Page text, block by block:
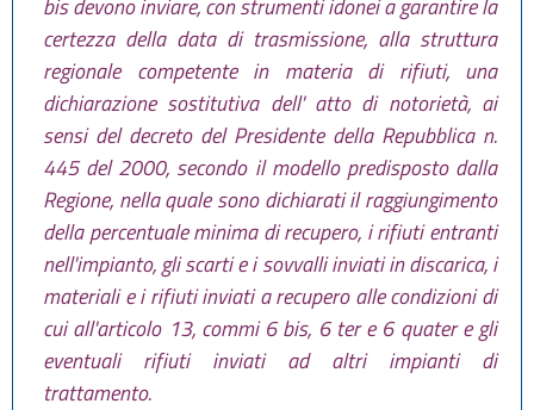
bis devono inviare, con strumenti idonei a garantire la
certezza della data di trasmissione, alla struttura
regionale competente in materia di rifiuti, una
dichiarazione sostitutiva dell' atto di notorietà, ai
sensi del decreto del Presidente della Repubblica n.
445 del 2000, secondo il modello predisposto dalla
Regione, nella quale sono dichiarati il raggiungimento
della percentuale minima di recupero, i rifiuti entranti
nell'impianto, gli scarti e i sovvalli inviati in discarica, i
materiali e i rifiuti inviati a recupero alle condizioni di
cui all'articolo 13, commi 6 bis, 6 ter e 6 quater e gli
eventuali rifiuti inviati ad altri impianti di
trattamento.